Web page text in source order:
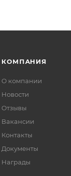
КОМПАНИЯ
О компании
Новости
Отзывы
Вакансии
Контакты
Документы
Награды